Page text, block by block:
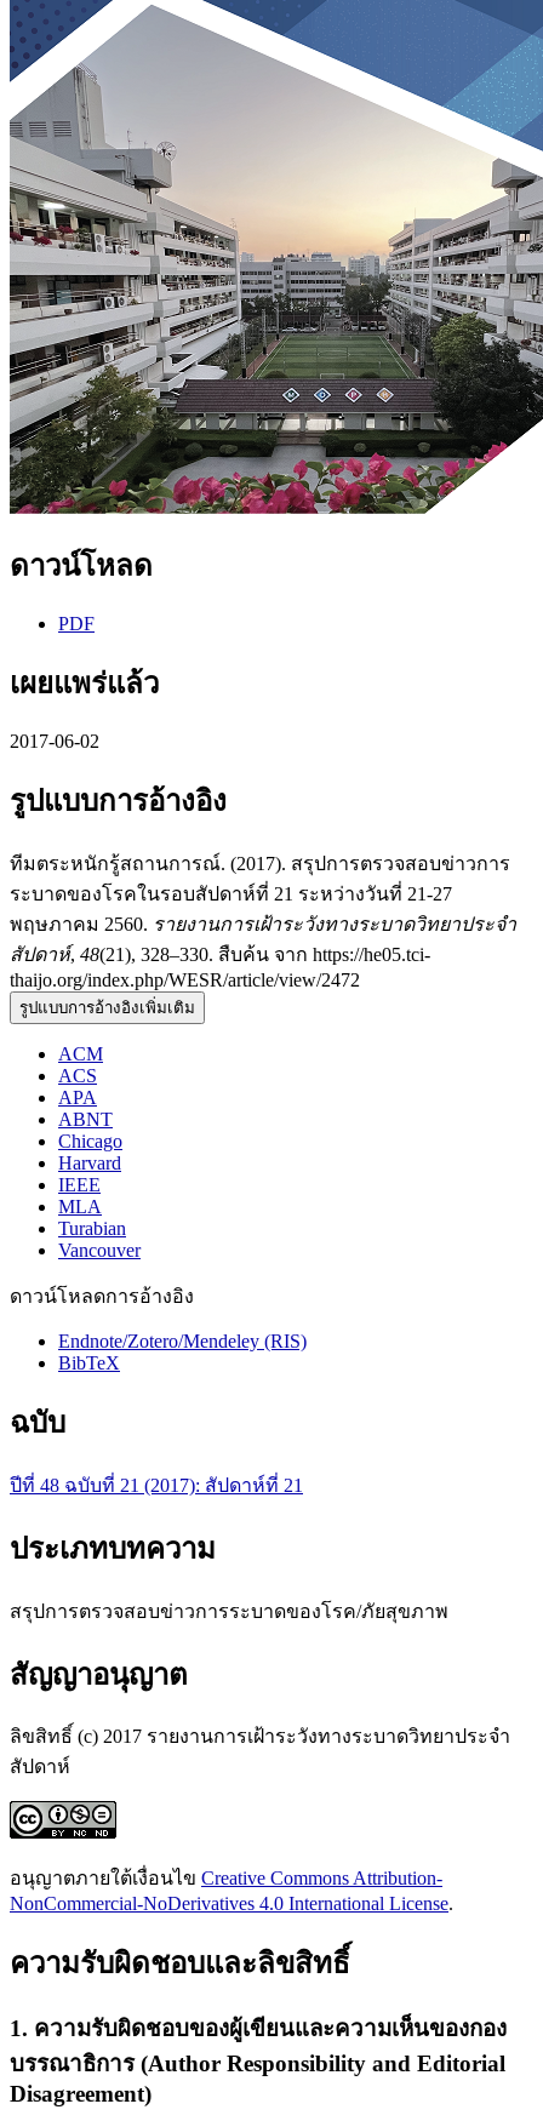
ดาวน์โหลด
PDF
เผยแพร่แล้ว
2017-06-02
รูปแบบการอ้างอิง
ทีมตระหนักรู้สถานการณ์. (2017). สรุปการตรวจสอบข่าวการ
ระบาดของโรคในรอบสัปดาห์ที่ 21 ระหว่างวันที่ 21-27
พฤษภาคม 2560. รายงานการเฝ้าระวังทางระบาดวิทยาประจำ
สัปดาห์, 48(21), 328–330. สืบค้น จาก https://he05.tci-
thaijo.org/index.php/WESR/article/view/2472
รูปแบบการอ้างอิงเพิ่มเติม
ACM
ACS
APA
ABNT
Chicago
Harvard
IEEE
MLA
Turabian
Vancouver
ดาวน์โหลดการอ้างอิง
Endnote/Zotero/Mendeley (RIS)
BibTeX
ฉบับ
ปีที่ 48 ฉบับที่ 21 (2017): สัปดาห์ที่ 21
ประเภทบทความ
สรุปการตรวจสอบข่าวการระบาดของโรค/ภัยสุขภาพ
สัญญาอนุญาต
ลิขสิทธิ์ (c) 2017 รายงานการเฝ้าระวังทางระบาดวิทยาประจำ
สัปดาห์
อนุญาตภายใต้เงื่อนไข Creative Commons Attribution-
NonCommercial-NoDerivatives 4.0 International License.
ความรับผิดชอบและลิขสิทธิ์
1. ความรับผิดชอบของผู้เขียนและความเห็นของกอง
บรรณาธิการ (Author Responsibility and Editorial
Disagreement)